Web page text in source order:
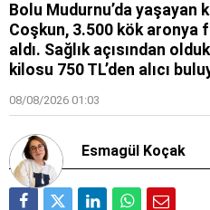
Bolu Mudurnu’da yaşayan
Coşkun, 3.500 kök aronya
aldı. Sağlık açısından
kilosu 750 TL’den alıcı
08/08/2026 01:03
Esmagül Koçak